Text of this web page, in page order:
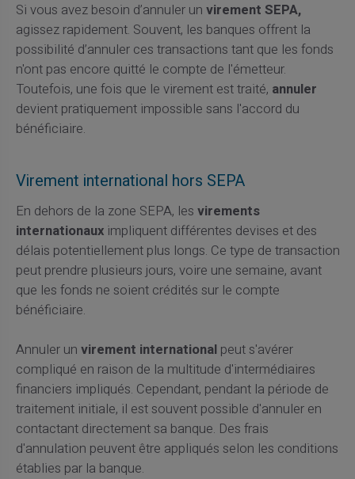
Si vous avez besoin d’annuler un virement SEPA,
agissez rapidement. Souvent, les banques offrent la
possibilité d’annuler ces transactions tant que les fonds
n'ont pas encore quitté le compte de l'émetteur.
Toutefois, une fois que le virement est traité, annuler
devient pratiquement impossible sans l'accord du
bénéficiaire.
Virement international hors SEPA
En dehors de la zone SEPA, les virements
internationauximpliquent différentes devises et des
délais potentiellement plus longs. Ce type de transaction
peut prendre plusieurs jours, voire une semaine, avant
que les fonds ne soient crédités sur le compte
bénéficiaire.
Annuler un virement internationalpeut s'avérer
compliqué en raison de la multitude d'intermédiaires
financiers impliqués. Cependant, pendant la période de
traitement initiale, il est souvent possible d'annuler en
contactant directement sa banque. Des frais
d'annulation peuvent être appliqués selon les conditions
établies par la banque.